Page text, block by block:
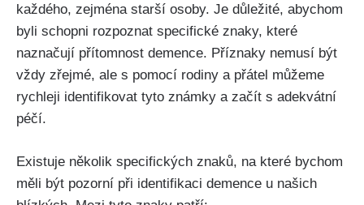
každého, zejména starší osoby. Je důležité, abychom
byli schopni rozpoznat specifické znaky, které
naznačují přítomnost demence. Příznaky nemusí být
vždy zřejmé, ale s pomocí rodiny a přátel můžeme
rychleji identifikovat tyto známky a začít s adekvátní
péčí.
Existuje několik specifických znaků, na které bychom
měli být pozorní při identifikaci demence u našich